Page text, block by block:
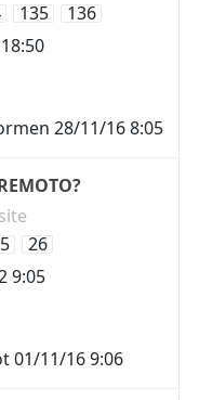
135
136
28/11/16 8:05
26
9:05
01/11/16 9:06